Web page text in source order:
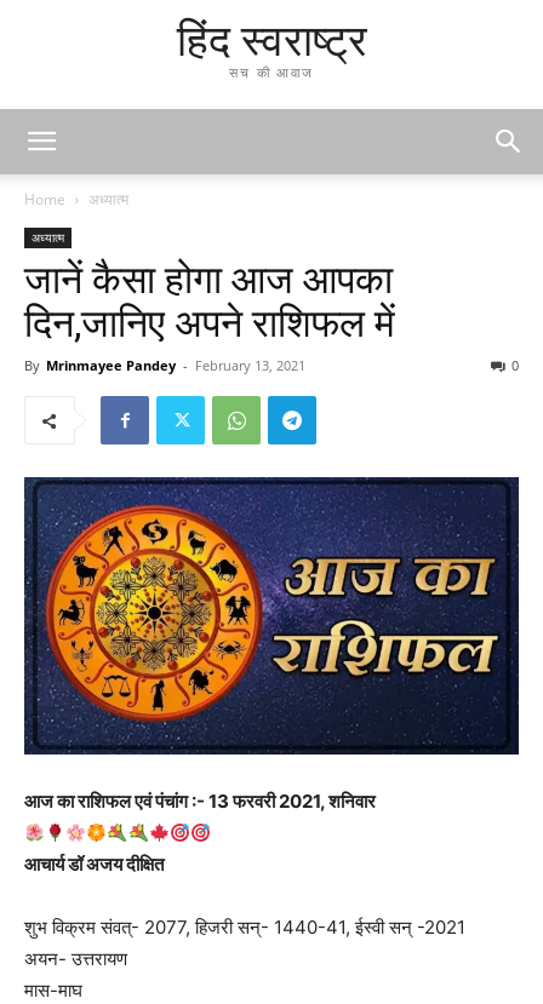
हिंद स्वराष्ट्र
सच की आवाज
Home अध्यात्म
अध्यात्म
जानें कैसा होगा आज आपका
दिन,जानिए अपने राशिफल में
By Mrinmayee Pandey - February 13, 2021 0
आज का राशिफल एवं पंचांग :- 13 फरवरी 2021, शनिवार
आचार्य डॉ अजय दीक्षित
शुभ विक्रम संवत्- 2077, हिजरी सन्- 1440-41, ईस्वी सन् -2021
अयन- उत्तरायण
मास-माघ